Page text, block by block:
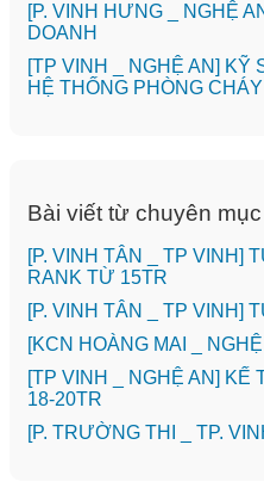
️[P. VINH HƯNG _ NGHỆ
DOANH
[TP VINH _ NGHỆ AN] KỸ
HỆ THỐNG PHÒNG
Bài viết từ chuyên
[P. VINH TÂN _ TP VINH]
RANK TỪ 15TR
[P. VINH TÂN _ TP VINH]
️[KCN HOÀNG MAI _
[TP VINH _ NGHỆ AN]
18-20TR
️[P. TRƯỜNG THI _ TP.